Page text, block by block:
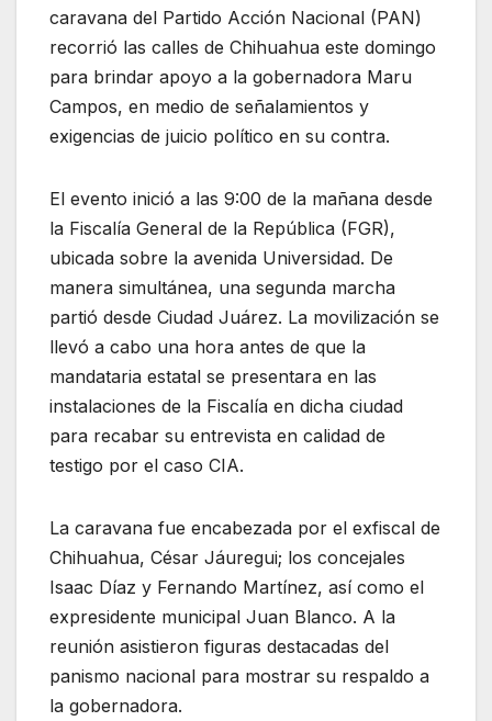
caravana del Partido Acción Nacional (PAN)
recorrió las calles de Chihuahua este domingo
para brindar apoyo a la gobernadora Maru
Campos, en medio de señalamientos y
exigencias de juicio político en su contra.
El evento inició a las 9:00 de la mañana desde
la Fiscalía General de la República (FGR),
ubicada sobre la avenida Universidad. De
manera simultánea, una segunda marcha
partió desde Ciudad Juárez. La movilización se
llevó a cabo una hora antes de que la
mandataria estatal se presentara en las
instalaciones de la Fiscalía en dicha ciudad
para recabar su entrevista en calidad de
testigo por el caso CIA.
La caravana fue encabezada por el exfiscal de
Chihuahua, César Jáuregui; los concejales
Isaac Díaz y Fernando Martínez, así como el
expresidente municipal Juan Blanco. A la
reunión asistieron figuras destacadas del
panismo nacional para mostrar su respaldo a
la gobernadora.